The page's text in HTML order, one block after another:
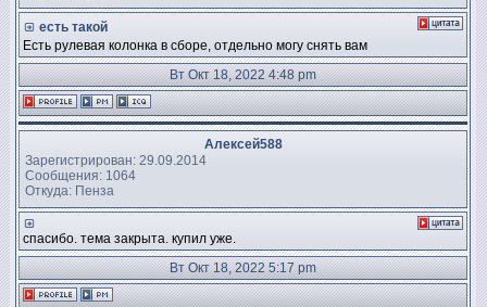
есть такой
Есть рулевая колонка в сборе, отдельно могу снять вам
Вт Окт 18, 2022 4:48 pm
Алексей588
Зарегистрирован: 29.09.2014
Сообщения: 1064
Откуда: Пенза
спасибо. тема закрыта. купил уже.
Вт Окт 18, 2022 5:17 pm